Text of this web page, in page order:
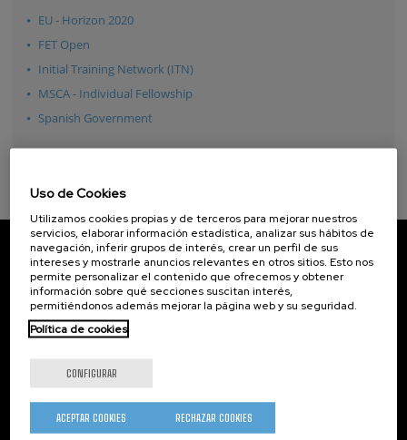
EU - Horizon 2020
FET Open
Initial Training Network (ITN)
MSCA - Individual Fellowship
Spanish Government
CIC nanoGUNE
Tolosa Hiribidea, 76
E-20018 Donostia / San Sebastian
+34 9... Ver teléfono·nano@nanogune.eu
Subscribe to our Newsletter
Investigación
Transferencia
Uso de Cookies
Utilizamos cookies propias y de terceros para mejorar nuestros
servicios, elaborar información estadística, analizar sus hábitos de
navegación, inferir grupos de interés, crear un perfil de sus
intereses y mostrarle anuncios relevantes en otros sitios. Esto nos
permite personalizar el contenido que ofrecemos y obtener
información sobre qué secciones suscitan interés,
permitiéndonos además mejorar la página web y su seguridad.
Política de cookies
CONFIGURAR
RECHAZAR COOKIES
ACEPTAR COOKIES